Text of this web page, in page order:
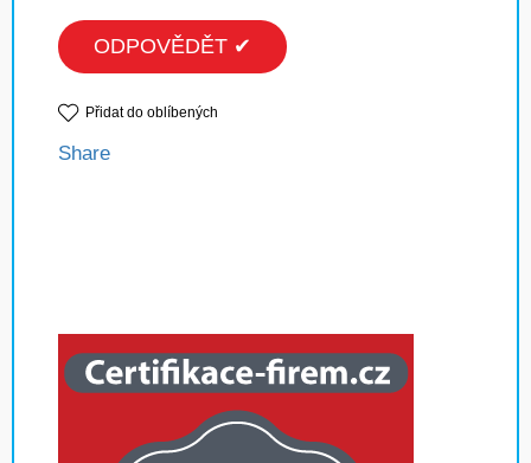
ODPOVĚDĚT ✔
Přidat do oblíbených
Share